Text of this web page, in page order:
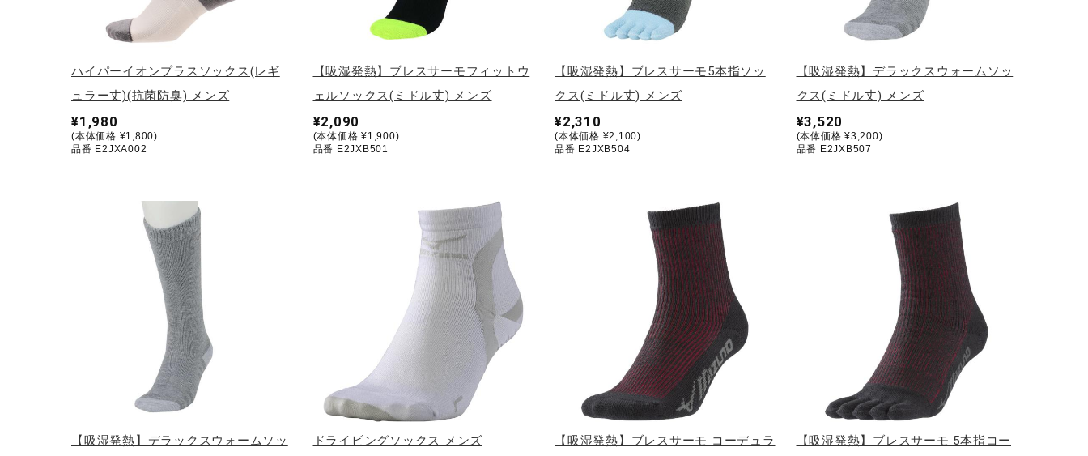
ハイパーイオンプラスソックス(レギ
ュラー丈)(抗菌防臭) メンズ
¥1,980
(本体価格 ¥1,800)
品番 E2JXA002
【吸湿発熱】ブレスサーモフィットウ
ェルソックス(ミドル丈) メンズ
¥2,090
(本体価格 ¥1,900)
品番 E2JXB501
【吸湿発熱】ブレスサーモ5本指ソッ
クス(ミドル丈) メンズ
¥2,310
(本体価格 ¥2,100)
品番 E2JXB504
【吸湿発熱】デラックスウォームソッ
クス(ミドル丈) メンズ
¥3,520
(本体価格 ¥3,200)
品番 E2JXB507
【吸湿発熱】デラックスウォームソッ
ドライビングソックス メンズ
【吸湿発熱】ブレスサーモ コーデュラ
【吸湿発熱】ブレスサーモ 5本指コー